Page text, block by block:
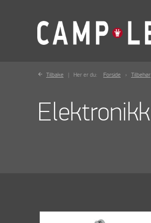
Tilbake Her er du: Forside Tilbehør
Elektronikk